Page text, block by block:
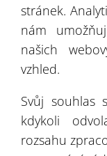
stránek.
nám
našich
vzhled.
Svůj souhlas
kdykoli
rozsahu